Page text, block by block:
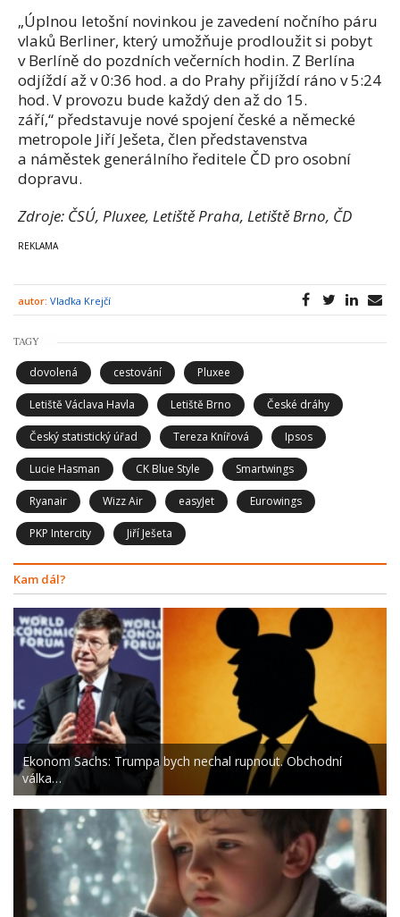
„Úplnou letošní novinkou je zavedení nočního páru
vlaků Berliner, který umožňuje prodloužit si pobyt
v Berlíně do pozdních večerních hodin. Z Berlína
odjíždí až v 0:36 hod. a do Prahy přijíždí ráno v 5:24
hod. V provozu bude každý den až do 15.
září,“ představuje nové spojení české a německé
metropole Jiří Ješeta, člen představenstva
a náměstek generálního ředitele ČD pro osobní
dopravu.
Zdroje: ČSÚ, Pluxee, Letiště Praha, Letiště Brno, ČD
autor: Vlaďka Krejčí
TAGY
dovolená cestování Pluxee
Letiště Václava Havla Letiště Brno České dráhy
Český statistický úřad Tereza Knířová Ipsos
Lucie Hasman CK Blue Style Smartwings
Ryanair Wizz Air easyJet Eurowings
PKP Intercity Jiří Ješeta
Kam dál?
Ekonom Sachs: Trumpa bych nechal rupnout. Obchodní
válka…